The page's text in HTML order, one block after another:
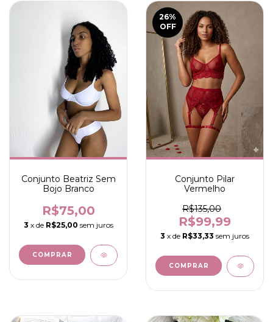
Conjunto Beatriz Sem
Bojo Branco
R$75,00
3 x de R$25,00 sem juros
COMPRAR
26%
OFF
Conjunto Pilar
Vermelho
R$135,00
R$99,99
3 x de R$33,33 sem juros
COMPRAR